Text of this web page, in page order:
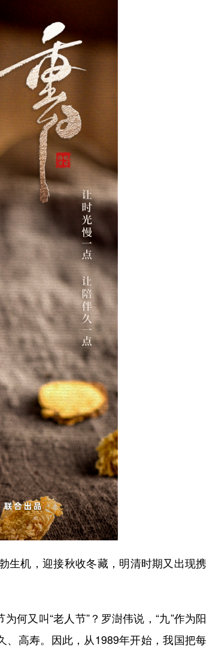
机，迎接秋收冬藏，明清时期又出现
又叫“老人节”？罗澍伟说，“九”作为阳
、高寿。因此，从1989年开始，我国把